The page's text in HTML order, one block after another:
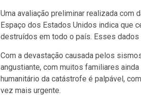
Uma avaliação preliminar realizada com
Espaço dos Estados Unidos indica que
destruídos em todo o país. Esses
Com a devastação causada pelos
angustiante, com muitos familiares
humanitário da catástrofe é palpável,
vez mais urgente.